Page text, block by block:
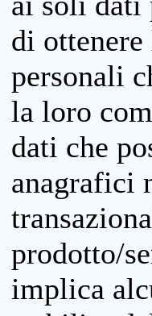
di
personali
la loro
dati che
anagrafici
prodotto/
implica